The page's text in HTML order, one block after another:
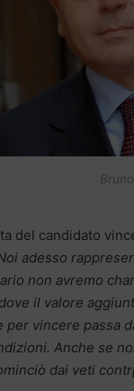
del candidato
adesso
non avremo
il valore
per vincere passa
Anche se
dai veti